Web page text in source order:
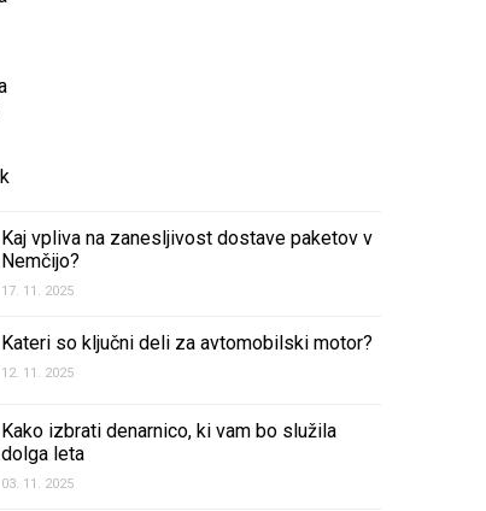
Kaj vpliva na zanesljivost dostave paketov v
Nemčijo?
17. 11. 2025
Kateri so ključni deli za avtomobilski motor?
12. 11. 2025
Kako izbrati denarnico, ki vam bo služila
dolga leta
03. 11. 2025